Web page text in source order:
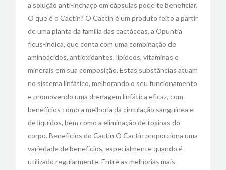
a solução anti-inchaço em cápsulas pode te beneficiar.
O que é o Cactin? O Cactin é um produto feito a partir
de uma planta da família das cactáceas, a Opuntia
fícus-indica, que conta com uma combinação de
aminoácidos, antioxidantes, lipídeos, vitaminas e
minerais em sua composição. Estas substâncias atuam
no sistema linfático, melhorando o seu funcionamento
e promovendo uma drenagem linfática eficaz, com
benefícios como a melhoria da circulação sanguínea e
de líquidos, bem como a eliminação de toxinas do
corpo. Benefícios do Cactin O Cactin proporciona uma
variedade de benefícios, especialmente quando é
utilizado regularmente. Entre as melhorias mais